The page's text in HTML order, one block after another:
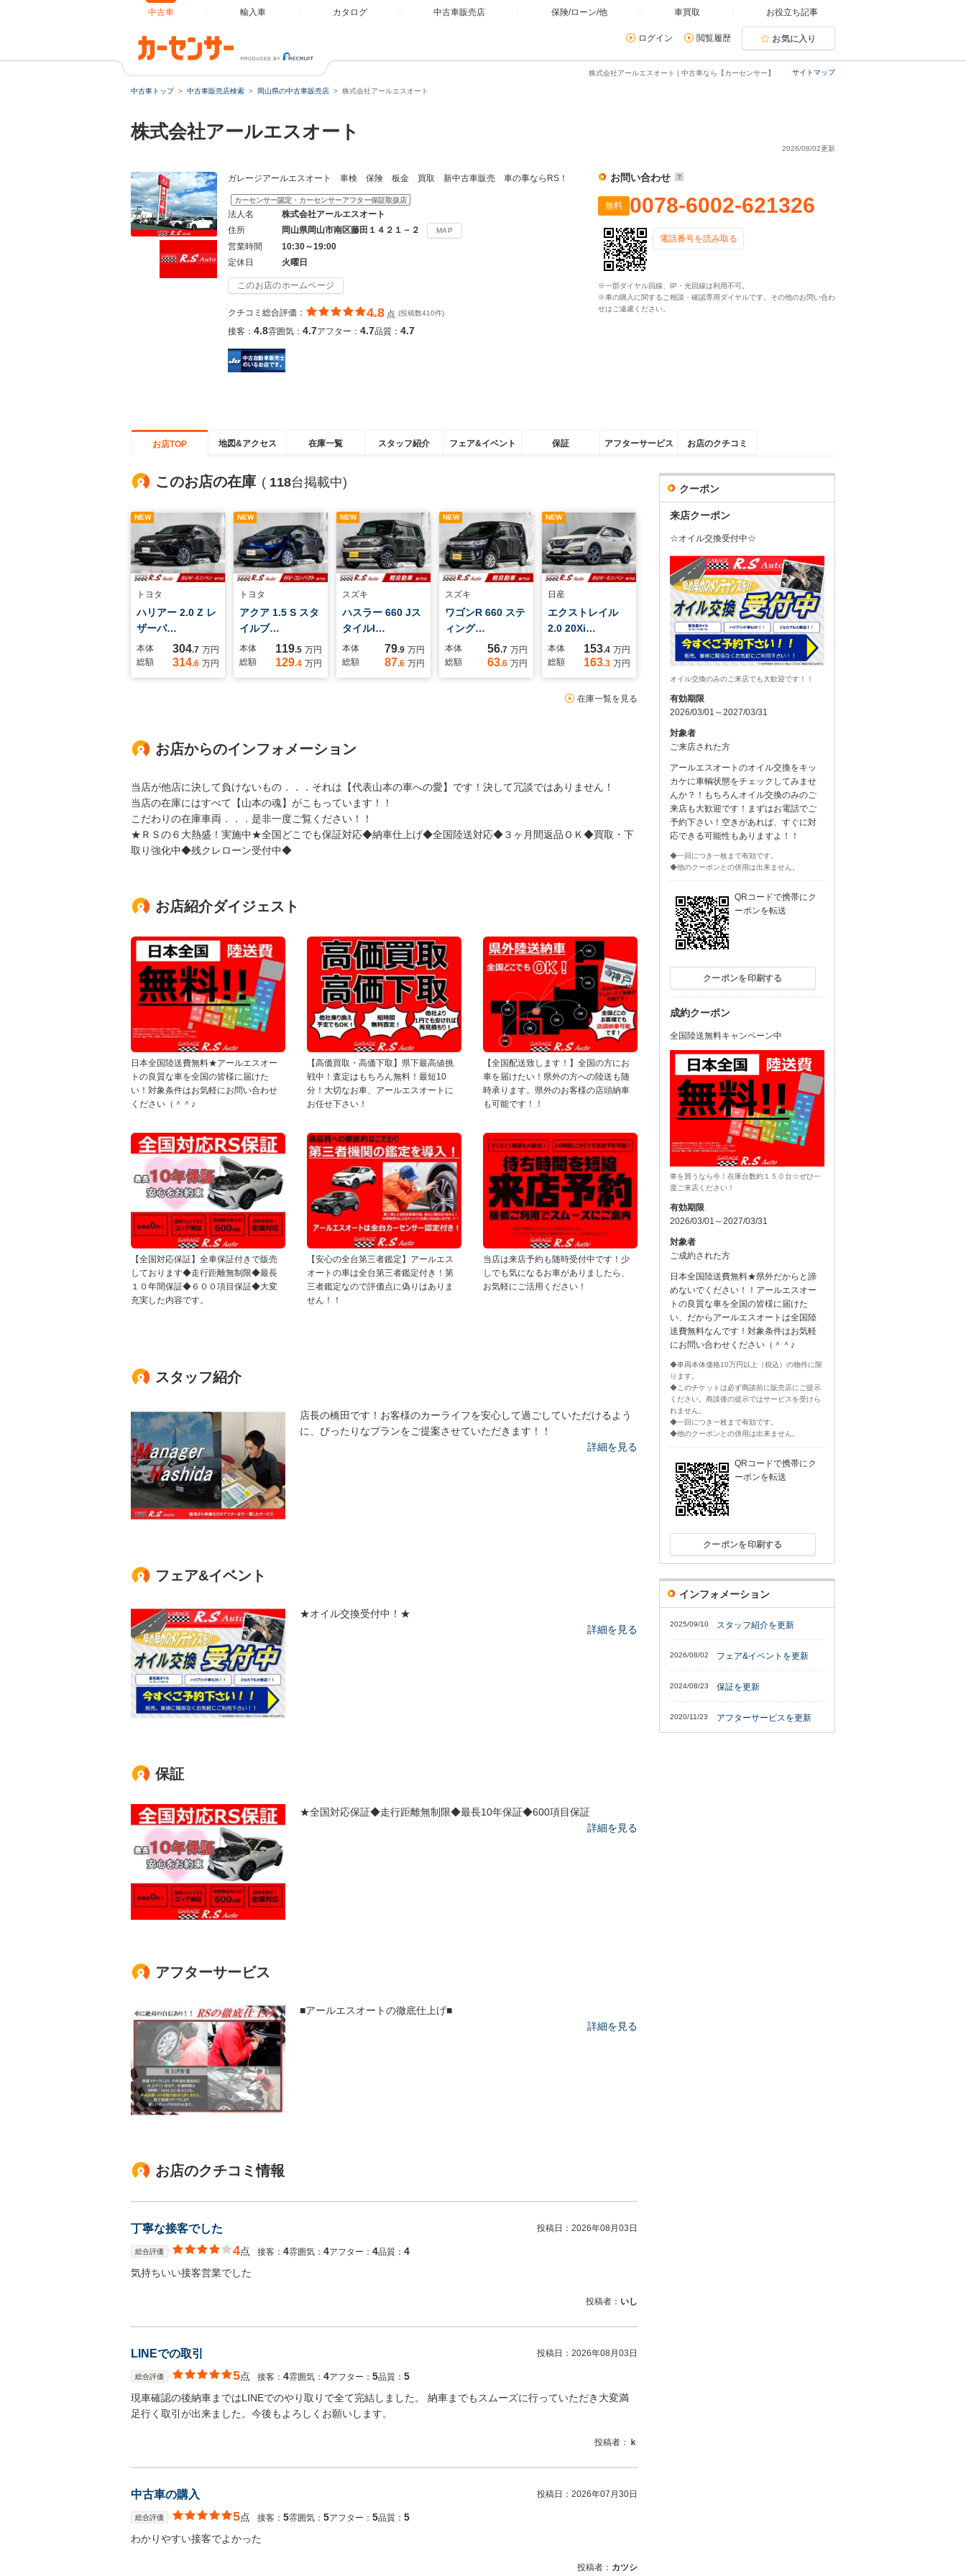
中古車 輸入車 カタログ 中古車販売店 保険/ローン/他 車買取 お役立ち記事
ログイン 閲覧履歴 お気に入り
サイトマップ
株式会社アールエスオート | 中古車なら【カーセンサー】
中古車トップ 中古車販売店検索 岡山県の中古車販売店 株式会社アールエスオート
株式会社アールエスオート
2026/08/02更新
ガレージアールエスオート 車検 保険 板金 買取 新中古車販売 車の事ならRS！
カーセンサー認定・カーセンサーアフター保証取扱店
法人名
株式会社アールエスオート
住所
岡山県岡山市南区藤田１４２１－２ MAP
営業時間
10:30～19:00
定休日
火曜日
このお店のホームページ
クチコミ総合評価： 4.8 点 (投稿数410件)
接客： 4.8雰囲気： 4.7アフター： 4.7品質： 4.7
お問い合わせ
無料 0078-6002-621326
電話番号を読み取る
※一部ダイヤル回線、IP・光回線は利用不可。
※車の購入に関するご相談・確認専用ダイヤルです。その他のお問い合わ
せはご遠慮ください。
お店TOP 地図&アクセス 在庫一覧 スタッフ紹介 フェア&イベント 保証 アフターサービス お店のクチコミ
このお店の在庫 ( 118台掲載中)
NEW
トヨタ
ハリアー 2.0 Z レ
ザーパ…
本体 304.7 万円
総額
314.6 万円
NEW
トヨタ
アクア 1.5 S スタ
イルブ…
本体 119.5 万円
総額
129.4 万円
NEW
スズキ
ハスラー 660 Jス
タイルI…
本体 79.9 万円
総額
87.6 万円
NEW
スズキ
ワゴンR 660 ステ
ィング…
本体 56.7 万円
総額
63.6 万円
NEW
日産
エクストレイル
2.0 20Xi…
本体 153.4 万円
総額
163.3 万円
在庫一覧を見る
お店からのインフォメーション
当店が他店に決して負けないもの．．．それは【代表山本の車への愛】です！決して冗談ではありません！
当店の在庫にはすべて【山本の魂】がこもっています！！
こだわりの在庫車両．．．是非一度ご覧ください！！
★ＲＳの６大熱盛！実施中★全国どこでも保証対応◆納車仕上げ◆全国陸送対応◆３ヶ月間返品ＯＫ◆買取・下
取り強化中◆残クレローン受付中◆
お店紹介ダイジェスト
日本全国陸送費無料★アールエスオー
トの良質な車を全国の皆様に届けた
い！対象条件はお気軽にお問い合わせ
ください（＾＾♪
【高価買取・高価下取】県下最高値挑
戦中！査定はもちろん無料！最短10
分！大切なお車、アールエスオートに
お任せ下さい！
【全国配送致します！】全国の方にお
車を届けたい！県外の方への陸送も随
時承ります。県外のお客様の店頭納車
も可能です！！
【全国対応保証】全車保証付きで販売
しております◆走行距離無制限◆最長
１０年間保証◆６００項目保証◆大変
充実した内容です。
【安心の全台第三者鑑定】アールエス
オートの車は全台第三者鑑定付き！第
三者鑑定なので評価点に偽りはありま
せん！！
当店は来店予約も随時受付中です！少
しでも気になるお車がありましたら、
お気軽にご活用ください！
スタッフ紹介
店長の橋田です！お客様のカーライフを安心して過ごしていただけるよう
に、ぴったりなプランをご提案させていただきます！！
詳細を見る
フェア&イベント
★オイル交換受付中！★
詳細を見る
保証
★全国対応保証◆走行距離無制限◆最長10年保証◆600項目保証
詳細を見る
アフターサービス
■アールエスオートの徹底仕上げ■
詳細を見る
お店のクチコミ情報
丁寧な接客でした 投稿日： 2026年08月03日
総合評価 4点 接客： 4雰囲気： 4アフター： 4品質： 4
気持ちいい接客営業でした
投稿者： いし
LINEでの取引 投稿日： 2026年08月03日
総合評価 5点 接客： 4雰囲気： 4アフター： 5品質： 5
現車確認の後納車まではLINEでのやり取りで全て完結しました。 納車までもスムーズに行っていただき大変満
足行く取引が出来ました。今後もよろしくお願いします。
投稿者： ｋ
中古車の購入 投稿日： 2026年07月30日
総合評価 5点 接客： 5雰囲気： 5アフター： 5品質： 5
わかりやすい接客でよかった
投稿者： カツシ
クーポン
来店クーポン
☆オイル交換受付中☆
オイル交換のみのご来店でも大歓迎です！！
有効期限
2026/03/01～2027/03/31
対象者
ご来店された方
アールエスオートのオイル交換をキッ
カケに車輌状態をチェックしてみませ
んか？！もちろんオイル交換のみのご
来店も大歓迎です！まずはお電話でご
予約下さい！空きがあれば、すぐに対
応できる可能性もありますよ！！
◆一回につき一枚まで有効です。
◆他のクーポンとの併用は出来ません。
QRコードで携帯にク
ーポンを転送
クーポンを印刷する
成約クーポン
全国陸送無料キャンペーン中
車を買うなら今！在庫台数約１５０台☆ぜひ一
度ご来店ください！
有効期限
2026/03/01～2027/03/31
対象者
ご成約された方
日本全国陸送費無料★県外だからと諦
めないでください！！アールエスオー
トの良質な車を全国の皆様に届けた
い、だからアールエスオートは全国陸
送費無料なんです！対象条件はお気軽
にお問い合わせください（＾＾♪
◆車両本体価格10万円以上（税込）の物件に限
ります。
◆このチケットは必ず商談前に販売店にご提示
ください。商談後の提示ではサービスを受けら
れません。
◆一回につき一枚まで有効です。
◆他のクーポンとの併用は出来ません。
QRコードで携帯にク
ーポンを転送
クーポンを印刷する
インフォメーション
2025/09/10 スタッフ紹介を更新
2026/08/02 フェア&イベントを更新
2024/08/23 保証を更新
2020/11/23 アフターサービスを更新